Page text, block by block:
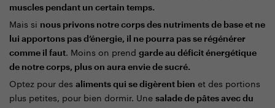
muscles pendant un certain temps.
Mais si nous privons notre corps des nutriments de base et ne
lui apportons pas d’énergie, il ne pourra pas se régénérer
comme il faut. Moins on prend garde au déficit énergétique
de notre corps, plus on aura envie de sucré.
Optez pour des aliments qui se digèrent bien et des portions
plus petites, pour bien dormir. Une salade de pâtes avec du